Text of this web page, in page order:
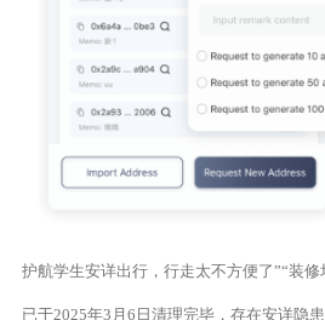
护航学生安详出行，行走太不方便了”“装修
已于2025年3月6日清理完毕，存在安详隐